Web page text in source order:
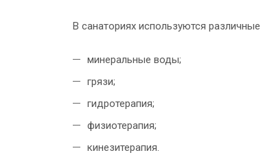
В санаториях используются
минеральные воды;
грязи;
гидротерапия;
физиотерапия;
кинезитерапия.